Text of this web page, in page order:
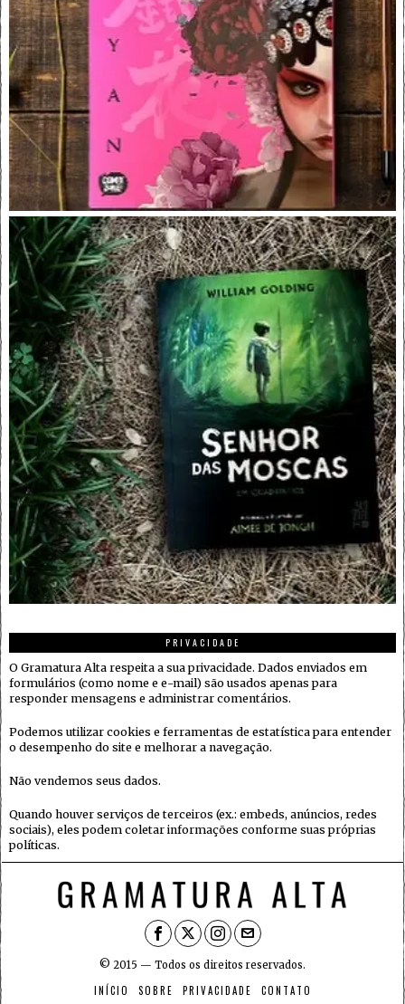
PRIVACIDADE
O Gramatura Alta respeita a sua privacidade. Dados enviados em
formulários (como nome e e-mail) são usados apenas para
responder mensagens e administrar comentários.
Podemos utilizar cookies e ferramentas de estatística para entender
o desempenho do site e melhorar a navegação.
Não vendemos seus dados.
Quando houver serviços de terceiros (ex.: embeds, anúncios, redes
sociais), eles podem coletar informações conforme suas próprias
políticas.
© 2015 — Todos os direitos reservados.
INÍCIO SOBRE PRIVACIDADE CONTATO